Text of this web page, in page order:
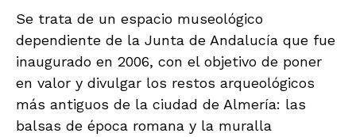
Se trata de un espacio museológico
dependiente de la Junta de Andalucía que fue
inaugurado en 2006, con el objetivo de poner
en valor y divulgar los restos arqueológicos
más antiguos de la ciudad de Almería: las
balsas de época romana y la muralla